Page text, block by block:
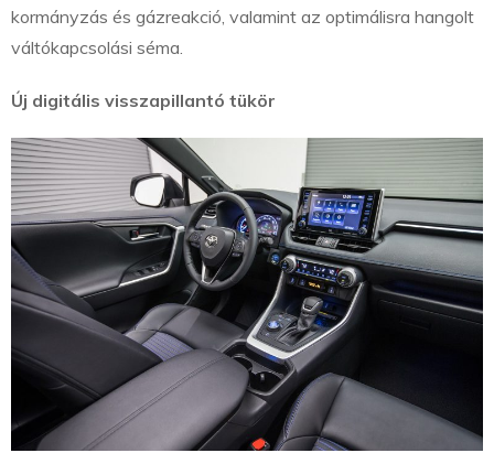
kormányzás és gázreakció, valamint az optimálisra hangolt
váltókapcsolási séma.
Új digitális visszapillantó tükör